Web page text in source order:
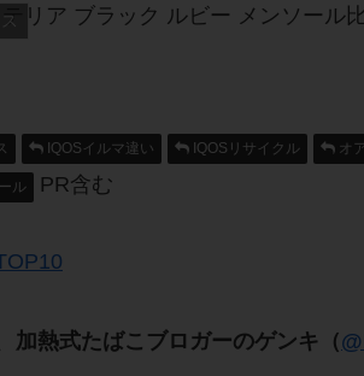
IQOSイルマ違い IQOSリサイクル オ
ル PR含む
加熱式たばこブロガーのゲンキ（